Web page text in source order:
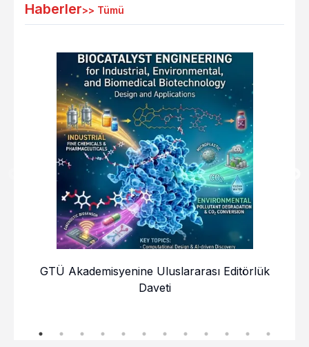
Haberler>> Tümü
GTÜ Akademisyenine Uluslararası Editörlük
Daveti